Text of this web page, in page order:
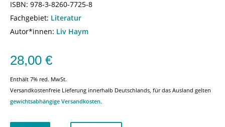
ISBN: 978-3-8260-7725-8
Fachgebiet: Literatur
Autor*innen: Liv Haym
28,00 €
Enthält 7% red. MwSt.
Versandkostenfreie Lieferung innerhalb Deutschlands, für das Ausland gelten
gewichtsabhängige Versandkosten.